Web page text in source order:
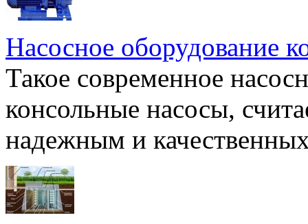
Насосное оборудование
Такое современное
консольные насосы,
надежным и